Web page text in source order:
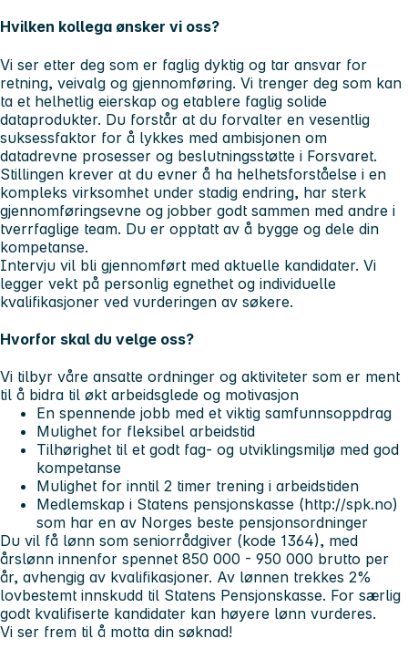
Hvilken kollega ønsker vi oss?
Vi ser etter deg som er faglig dyktig og tar ansvar for
retning, veivalg og gjennomføring. Vi trenger deg som kan
ta et helhetlig eierskap og etablere faglig solide
dataprodukter. Du forstår at du forvalter en vesentlig
suksessfaktor for å lykkes med ambisjonen om
datadrevne prosesser og beslutningsstøtte i Forsvaret.
Stillingen krever at du evner å ha helhetsforståelse i en
kompleks virksomhet under stadig endring, har sterk
gjennomføringsevne og jobber godt sammen med andre i
tverrfaglige team. Du er opptatt av å bygge og dele din
kompetanse.
Intervju vil bli gjennomført med aktuelle kandidater. Vi
legger vekt på personlig egnethet og individuelle
kvalifikasjoner ved vurderingen av søkere.
Hvorfor skal du velge oss?
Vi tilbyr våre ansatte ordninger og aktiviteter som er ment
til å bidra til økt arbeidsglede og motivasjon
En spennende jobb med et viktig samfunnsoppdrag
Mulighet for fleksibel arbeidstid
Tilhørighet til et godt fag- og utviklingsmiljø med god
kompetanse
Mulighet for inntil 2 timer trening i arbeidstiden
Medlemskap i Statens pensjonskasse (http://spk.no)
som har en av Norges beste pensjonsordninger
Du vil få lønn som seniorrådgiver (kode 1364), med
årslønn innenfor spennet 850 000 - 950 000 brutto per
år, avhengig av kvalifikasjoner. Av lønnen trekkes 2%
lovbestemt innskudd til Statens Pensjonskasse. For særlig
godt kvalifiserte kandidater kan høyere lønn vurderes.
Vi ser frem til å motta din søknad!